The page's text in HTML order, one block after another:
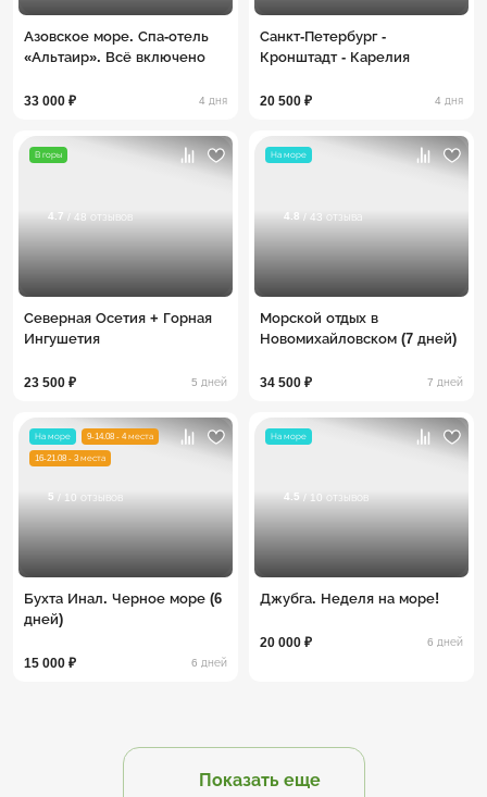
Азовское море. Спа-отель
«Альтаир». Всё включено
33 000 ₽ 4 дня
Санкт-Петербург -
Кронштадт - Карелия
20 500 ₽ 4 дня
В горы
4.7 / 48 отзывов
Северная Осетия + Горная
Ингушетия
23 500 ₽ 5 дней
На море
4.8 / 43 отзыва
Морской отдых в
Новомихайловском (7 дней)
34 500 ₽ 7 дней
На море 9-14.08 - 4 места
16-21.08 - 3 места
5 / 10 отзывов
Бухта Инал. Черное море (6
дней)
15 000 ₽ 6 дней
На море
4.5 / 10 отзывов
Джубга. Неделя на море!
20 000 ₽ 6 дней
Показать еще